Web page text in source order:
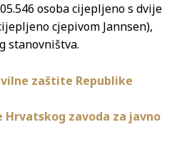
osoba cijepljeno s dvije
cjepivom Jannsen),
stanovništva.
zaštite Republike
Hrvatskog zavoda za javno